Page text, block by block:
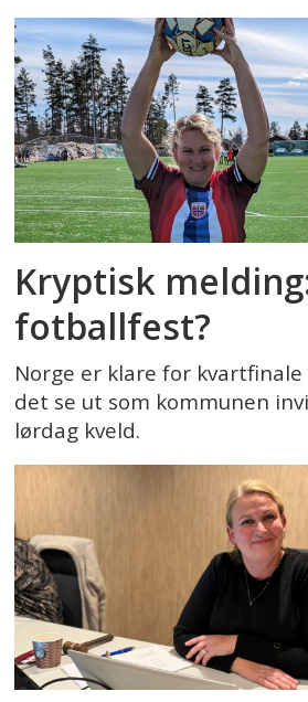
Kryptisk
fotballfest?
Norge er klare for kvartfinale
det se ut som kommunen
lørdag kveld.